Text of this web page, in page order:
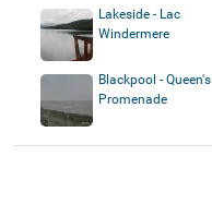
Lakeside - Lac
Windermere
Blackpool - Queen's
Promenade